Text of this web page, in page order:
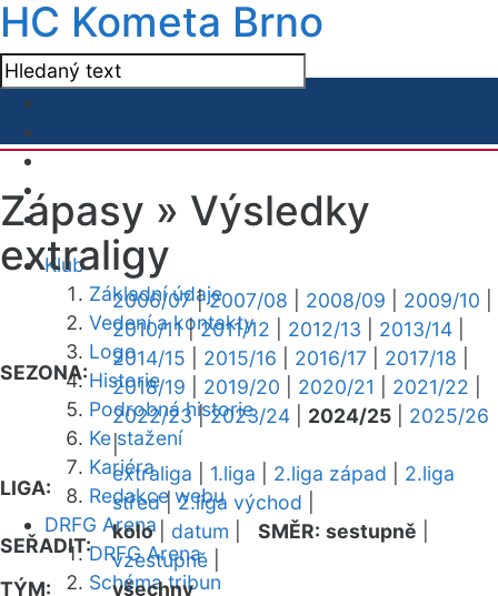
HC Kometa Brno
Klub
Základní údaje
Vedení a kontakty
Logo
Historie
Podrobná historie
Ke stažení
Kariéra
Redakce webu
DRFG Arena
DRFG Arena
Schéma tribun
Zápasy » Výsledky
extraligy
SEZONA:
2006/07|2007/08 2008/09 2009/10
2010/11|2011/12 2012/13 2013/14
2014/15
2015/16 2016/17 2017/18
2018/19
2019/20 2020/21 2021/22
2022/23|2023/24 2024/25
2025/26
|
LIGA:
extraliga 1.liga 2.liga západ
2.liga
střed|2.liga východ
SEŘADIT:
kolo| datum SMĚR: sestupně
vzestupně
TÝM:
všechny